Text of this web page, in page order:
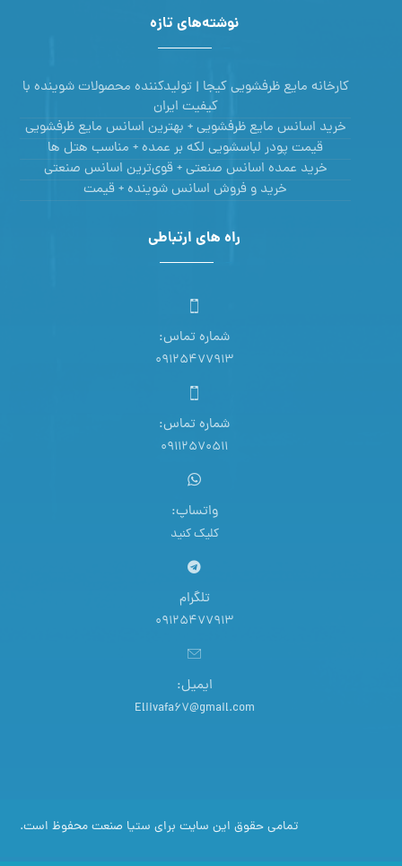
نوشته‌های تازه
کارخانه مایع ظرفشویی کیجا | تولیدکننده محصولات شوینده با
کیفیت ایران
خرید اسانس مایع ظرفشویی + بهترین اسانس مایع ظرفشویی
قیمت پودر لباسشویی لکه بر عمده + مناسب هتل ها
خرید عمده اسانس صنعتی + قوی‌ترین اسانس‌ صنعتی
خرید و فروش اسانس شوینده + قیمت
راه های ارتباطی
شماره تماس:
09125477913
شماره تماس:
09112570511
واتساپ:
کلیک کنید
تلگرام
09125477913
ایمیل:
Eliivafa67@gmail.com
تمامی حقوق این سایت برای ستیا صنعت محفوظ است.